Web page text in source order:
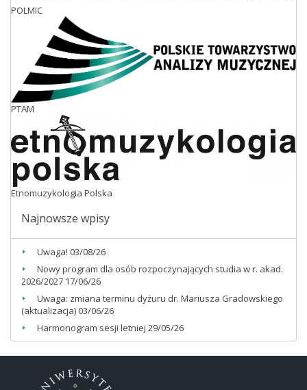
POLMIC
PTAM
Etnomuzykologia Polska
Najnowsze wpisy
Uwaga! 03/08/26
Nowy program dla osób rozpoczynających studia w r. akad.
2026/2027 17/06/26
Uwaga: zmiana terminu dyżuru dr. Mariusza Gradowskiego
(aktualizacja)03/06/26
Harmonogram sesji letniej 29/05/26